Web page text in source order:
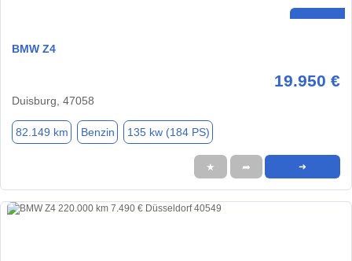
BMW Z4
19.950 €
Duisburg, 47058
82.149 km Benzin 135 kw (184 PS)
★ ➦ ➜